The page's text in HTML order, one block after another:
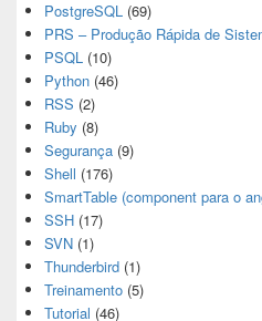
PostgreSQL (69)
PRS – Produção Rápida de
PSQL (10)
Python (46)
RSS (2)
Ruby (8)
Segurança (9)
Shell (176)
SmartTable (component para o
SSH (17)
SVN (1)
Thunderbird (1)
Treinamento (5)
Tutorial (46)